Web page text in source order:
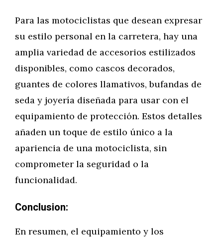
Para las motociclistas que desean expresar
su estilo personal en la carretera, hay una
amplia variedad de accesorios estilizados
disponibles, como cascos decorados,
guantes de colores llamativos, bufandas de
seda y joyería diseñada para usar con el
equipamiento de protección. Estos detalles
añaden un toque de estilo único a la
apariencia de una motociclista, sin
comprometer la seguridad o la
funcionalidad.
Conclusion:
En resumen, el equipamiento y los